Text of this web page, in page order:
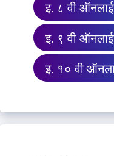
इ. ८ वी
इ. ९ वी
इ. १० वी